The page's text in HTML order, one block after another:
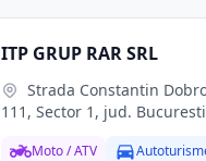
ITP GRUP RAR SRL
111, Sector 1, jud. Bucuresti
Moto / ATV